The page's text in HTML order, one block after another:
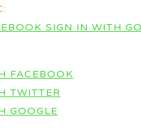
SIGN IN WITH
FACEBOOK
TWITTER
GOOGLE